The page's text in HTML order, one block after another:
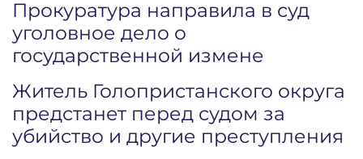
Прокуратура направила в суд
уголовное дело о
государственной измене
Житель Голопристанского округа
предстанет перед судом за
убийство и другие преступления